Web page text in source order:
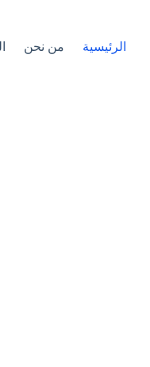
الرئيسية من نحن